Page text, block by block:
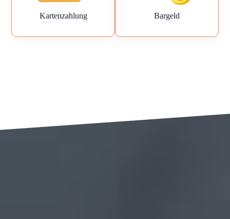
Kartenzahlung Bargeld